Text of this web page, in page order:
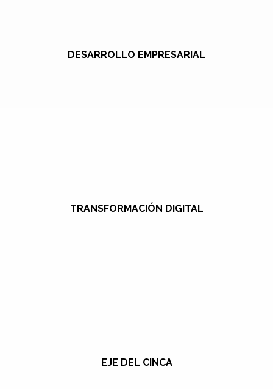
DESARROLLO EMPRESARIAL
TRANSFORMACIÓN DIGITAL
EJE DEL CINCA